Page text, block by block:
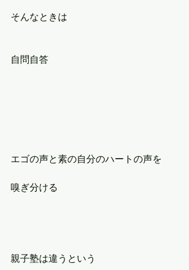
そんなときは
自問自答
エゴの声と素の自分のハートの声を
嗅ぎ分ける
親子塾は違うという